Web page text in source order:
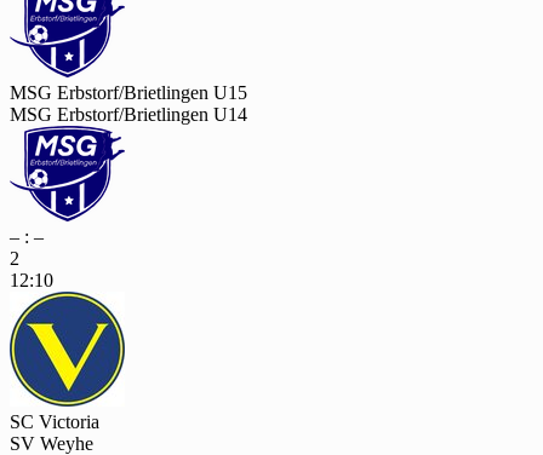
MSG Erbstorf/Brietlingen U15
MSG Erbstorf/Brietlingen U14
– : –
2
12:10
SC Victoria
SV Weyhe